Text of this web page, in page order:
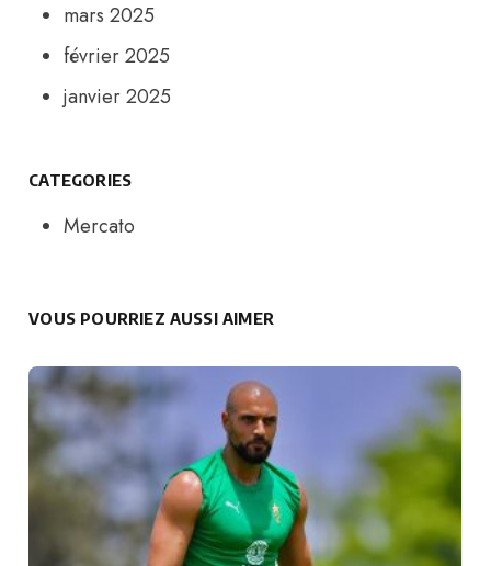
mars 2025
février 2025
janvier 2025
CATEGORIES
Mercato
VOUS POURRIEZ AUSSI AIMER